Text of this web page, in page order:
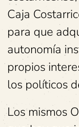
Caja
para que
autonomía
propios
los políticos
Los mismos